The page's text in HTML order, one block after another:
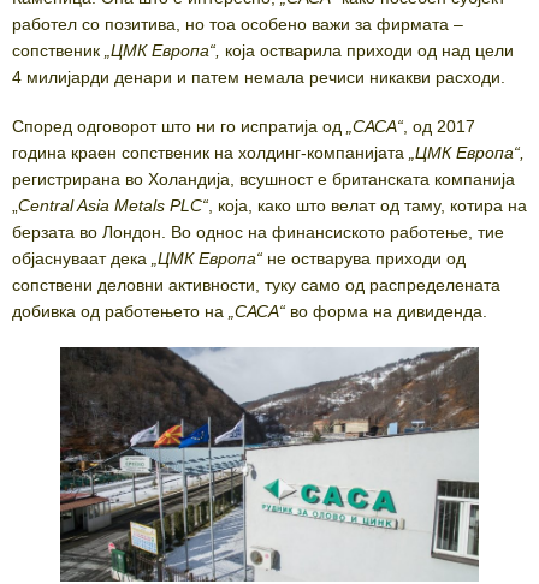
работел со позитива, но тоа особено важи за фирмата –
сопственик ЦМК Европа“ која остварила приходи од над цели
4 милијарди денари и патем немала речиси никакви расходи.
Според одговорот што ни го испратија од „САСА“ , од 2017
година краен сопственик на холдинг-компанијата
„ЦМК Европа“,
регистрирана во Холандија, всушност е британската компанија
Central Asia Metals PLC“ , која, како што велат од таму, котира на
берзата во Лондон. Во однос на финансиското работење, тие
објаснуваат дека
„ЦМК Европа“ не остварува приходи од
сопствени деловни активности, туку само од распределената
добивка од работењето на
„САСА“ во форма на дивиденда.